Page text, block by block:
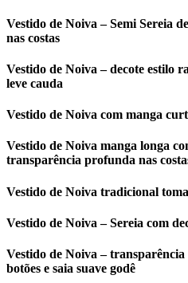
Vestido de Noiva – Semi Sereia
nas costas
Vestido de Noiva – decote estilo
leve cauda
Vestido de Noiva com manga
Vestido de Noiva manga longa
transparência profunda nas
Vestido de Noiva tradicional
Vestido de Noiva – Sereia com
Vestido de Noiva – transparência
botões e saia suave godê